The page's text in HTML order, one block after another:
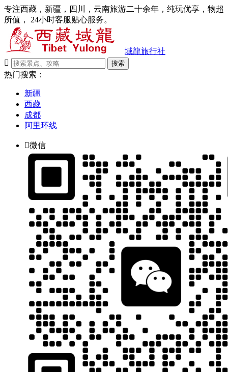
专注西藏，新疆，四川，云南旅游二十余年，纯玩优享，物超
所值， 24小时客服贴心服务。
域龍旅行社

搜索
热门搜索：
新疆
西藏
成都
阿里环线
微信